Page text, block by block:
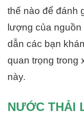
thế nào để đánh
lượng của
dẫn các bạn
quan trọng trong
này.
NƯỚC THẢI